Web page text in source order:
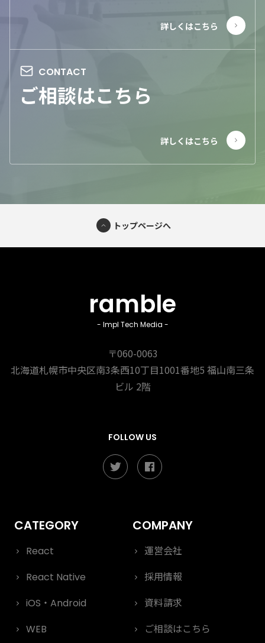
ご相談はこちら
トップページへ
ramble
- Impl Tech Media -
〒060-0063
北海道札幌市中央区南3条西10丁目1001番地5 福山南三条
ビル 2階
FOLLOW US
React
React Native
iOS・Android
WEB
運営会社
採用情報
資料請求
ご相談はこちら